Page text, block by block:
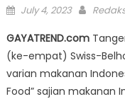
Posted
July 4, 2023 Author
GAYATREND.com
(ke-empat) Swiss-
varian makanan
Food” sajian makanan